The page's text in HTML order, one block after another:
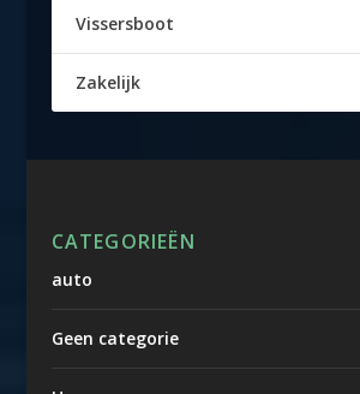
Vissersboot
Zakelijk
CATEGORIEËN
auto
Geen categorie